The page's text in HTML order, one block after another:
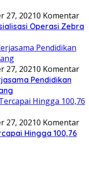
Karhutla
Kemarau
Wujud Komitmen
Jadi Penanda
Budaya HUT ke-